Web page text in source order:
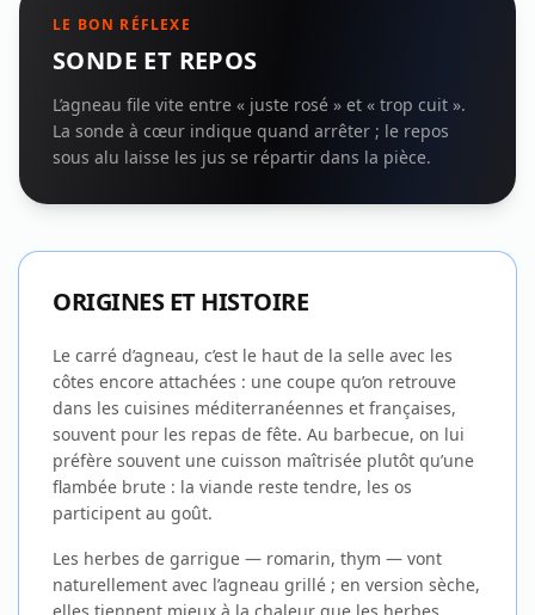
LE BON RÉFLEXE
SONDE ET REPOS
L’agneau file vite entre « juste rosé » et « trop cuit ».
La sonde à cœur indique quand arrêter ; le repos
sous alu laisse les jus se répartir dans la pièce.
ORIGINES ET HISTOIRE
Le carré d’agneau, c’est le haut de la selle avec les
côtes encore attachées : une coupe qu’on retrouve
dans les cuisines méditerranéennes et françaises,
souvent pour les repas de fête. Au barbecue, on lui
préfère souvent une cuisson maîtrisée plutôt qu’une
flambée brute : la viande reste tendre, les os
participent au goût.
Les herbes de garrigue — romarin, thym — vont
naturellement avec l’agneau grillé ; en version sèche,